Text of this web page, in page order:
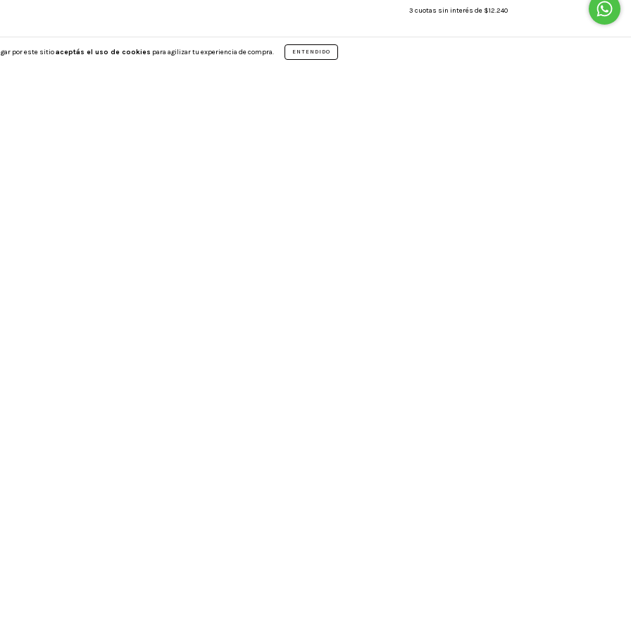
por este sitioaceptás el uso de cookies para agilizar tu experiencia de compra. ENTENDIDO
3 cuotas sin interés de $12.240